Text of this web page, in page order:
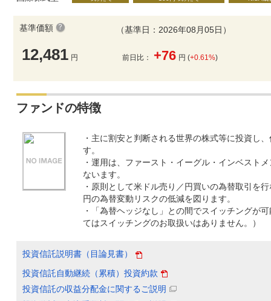
基準価額
12,481 円
（基準日：2026年08月05日）
前日比： +76 円 (+0.61%)
ファンドの特徴
・主に割安と判断される世界の株式等に投資し
す。
・運用は、ファースト・イーグル・インベスト
ないます。
・原則として米ドル売り／円買いの為替取引を
円の為替変動リスクの低減を図ります。
・「為替ヘッジなし」との間でスイッチングが
てはスイッチングのお取扱いはありません。）
投資信託説明書（目論見書）
投資信託自動継続（累積）投資約款
投資信託の収益分配金に関するご説明